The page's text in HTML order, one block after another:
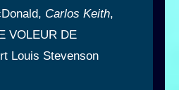
Carlos Keith,
VOLEUR DE
Louis Stevenson